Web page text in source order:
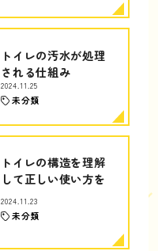
トイレの汚水が処理
される仕組み
2024.11.25
未分類
トイレの構造を理解
して正しい使い方を
2024.11.23
未分類